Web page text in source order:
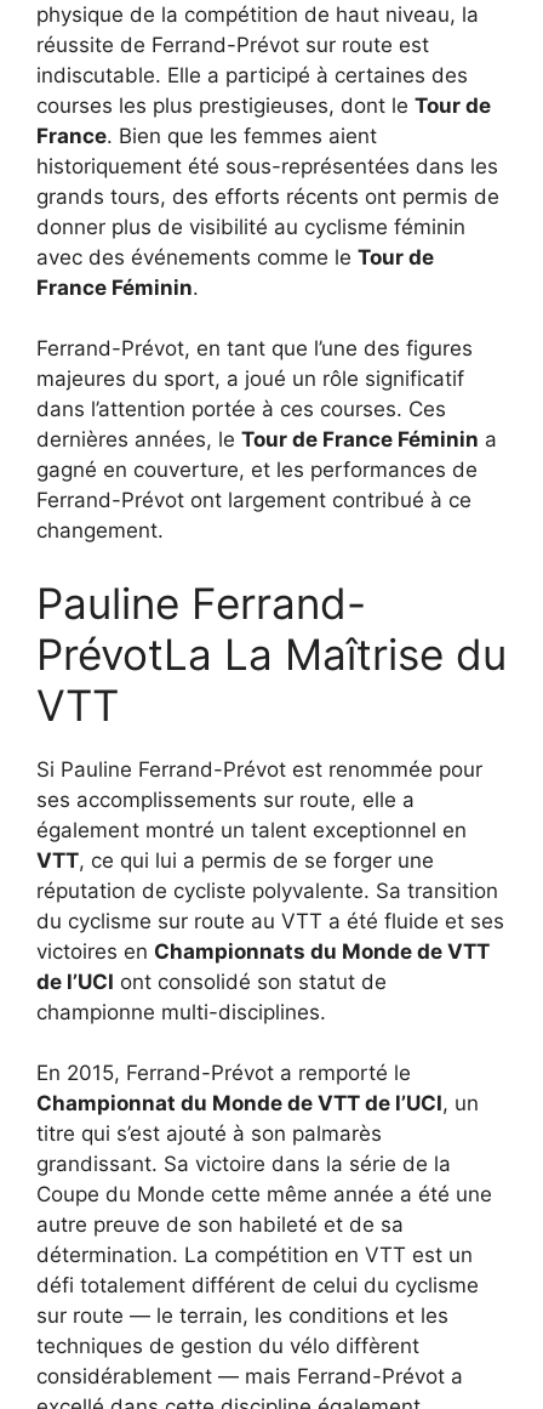
physique de la compétition de haut niveau, la
réussite de Ferrand-Prévot sur route est
indiscutable. Elle a participé à certaines des
courses les plus prestigieuses, dont le Tour de
France. Bien que les femmes aient
historiquement été sous-représentées dans les
grands tours, des efforts récents ont permis de
donner plus de visibilité au cyclisme féminin
avec des événements comme le Tour de
France Féminin.
Ferrand-Prévot, en tant que l’une des figures
majeures du sport, a joué un rôle significatif
dans l’attention portée à ces courses. Ces
dernières années, le Tour de France Féminin a
gagné en couverture, et les performances de
Ferrand-Prévot ont largement contribué à ce
changement.
Pauline Ferrand-
PrévotLa La Maîtrise du
VTT
Si Pauline Ferrand-Prévot est renommée pour
ses accomplissements sur route, elle a
également montré un talent exceptionnel en
VTT, ce qui lui a permis de se forger une
réputation de cycliste polyvalente. Sa transition
du cyclisme sur route au VTT a été fluide et ses
victoires en Championnats du Monde de VTT
de l’UCI ont consolidé son statut de
championne multi-disciplines.
En 2015, Ferrand-Prévot a remporté le
Championnat du Monde de VTT de l’UCI, un
titre qui s’est ajouté à son palmarès
grandissant. Sa victoire dans la série de la
Coupe du Monde cette même année a été une
autre preuve de son habileté et de sa
détermination. La compétition en VTT est un
défi totalement différent de celui du cyclisme
sur route — le terrain, les conditions et les
techniques de gestion du vélo diffèrent
considérablement — mais Ferrand-Prévot a